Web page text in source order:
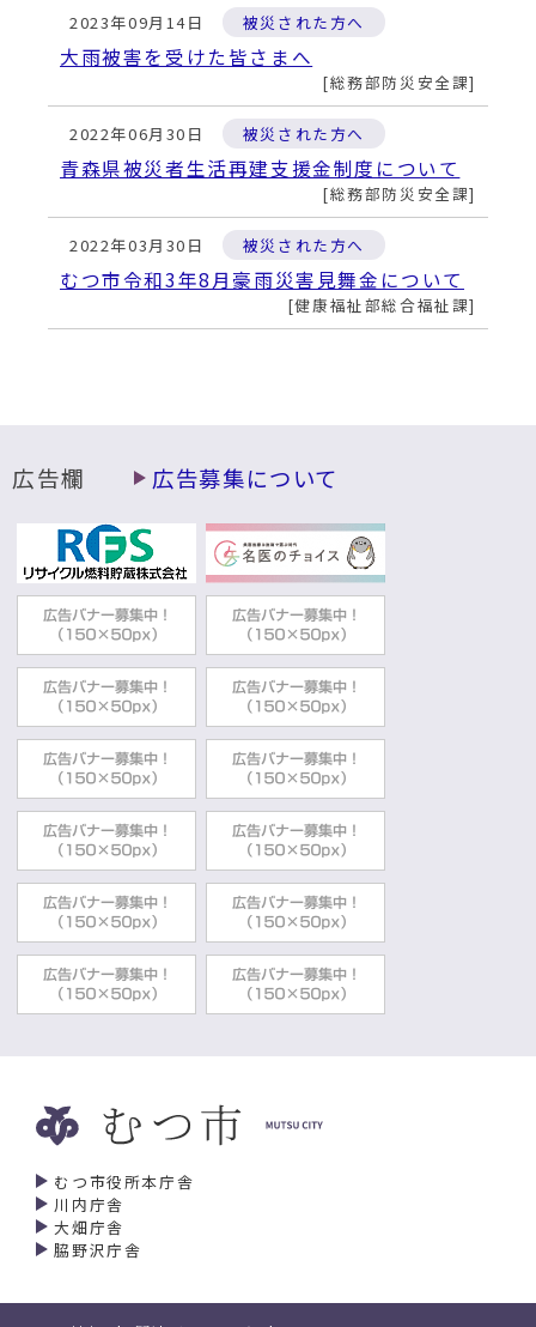
2023年09月14日 被災された方へ
大雨被害を受けた皆さまへ
総務部防災安全課
2022年06月30日 被災された方へ
青森県被災者生活再建支援金制度について
総務部防災安全課
2022年03月30日 被災された方へ
むつ市令和3年8月豪雨災害見舞金について
健康福祉部総合福祉課
広告欄 広告募集について
むつ市役所本庁舎
川内庁舎
大畑庁舎
脇野沢庁舎